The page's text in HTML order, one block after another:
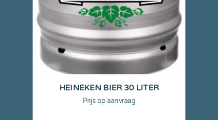
HEINEKEN BIER 30 LITER
Prijs op aanvraag